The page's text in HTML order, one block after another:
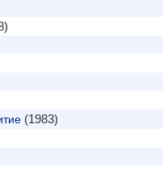
(1983)